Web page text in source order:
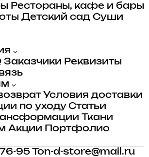
Рестораны, кафе и бары
Детский сад Суши
Заказчики Реквизиты
Условия доставки
по уходу Статьи
Ткани
Акции
Портфолио
76-95
Ton-d-store@mail.ru